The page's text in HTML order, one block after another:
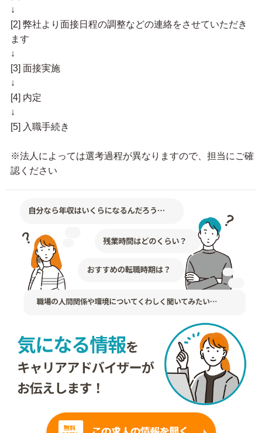
↓
[2] 弊社より面接日程の調整などの連絡をさせていただき
ます
↓
[3] 面接実施
↓
[4] 内定
↓
[5] 入職手続き
※法人によっては選考過程が異なりますので、担当にご確
認ください